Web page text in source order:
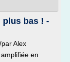
plus bas ! -
Alex
en